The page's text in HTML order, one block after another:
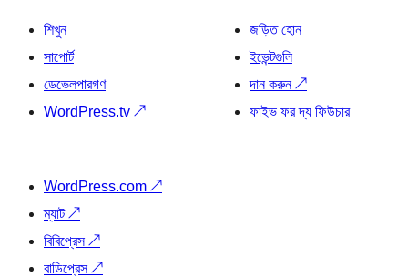
শিখুন
সাপোর্ট
ডেভেলপারগণ
WordPress.tv ↗
জড়িত হোন
ইভেন্টগুলি
দান করুন↗
ফাইভ ফর দ্য ফিউচার
WordPress.com ↗
ম্যাট↗
বিবিপ্রেস↗
বাডিপ্রেস↗